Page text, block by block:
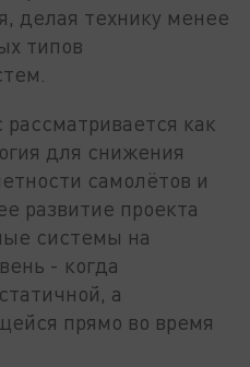
делая технику менее
типов
как
для снижения
самолётов и
развитие проекта
системы на
- когда
а
прямо во время